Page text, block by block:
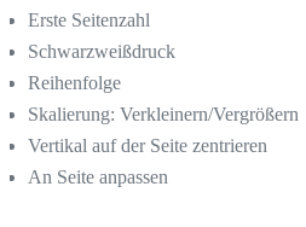
Erste Seitenzahl
Schwarzweißdruck
Reihenfolge
Skalierung: Verkleinern/Vergrößern
Vertikal auf der Seite zentrieren
An Seite anpassen